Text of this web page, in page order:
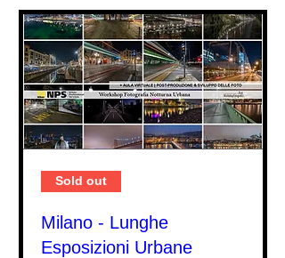
Sold out
Milano - Lunghe
Esposizioni Urbane